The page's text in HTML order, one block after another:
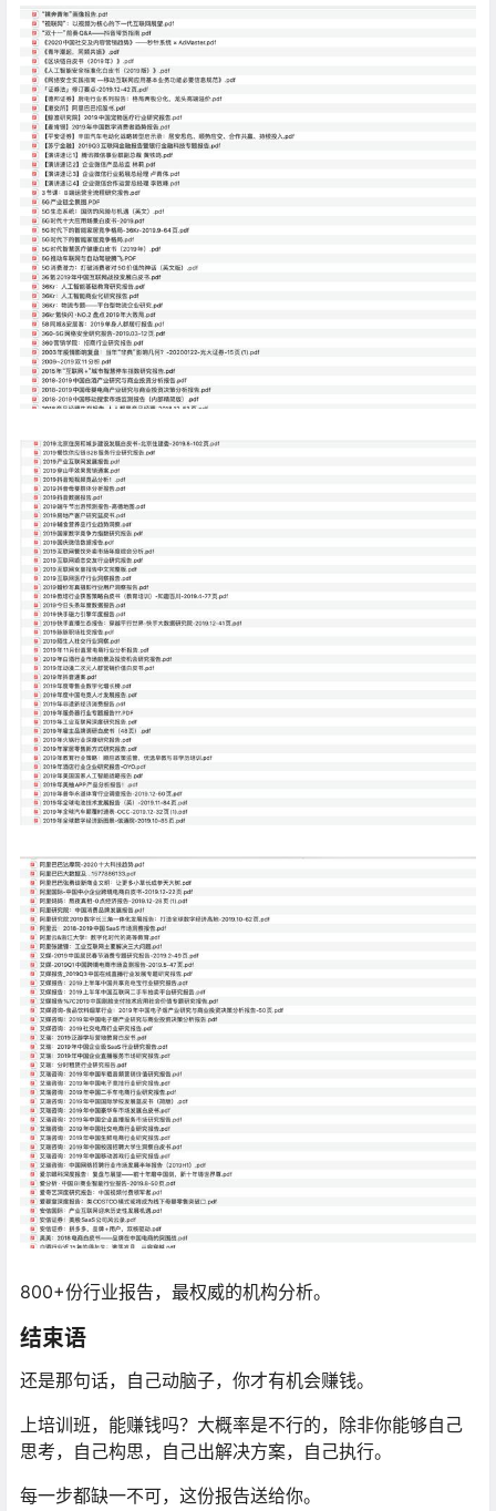
800+份行业报告，最权威的机构分析。
结束语
还是那句话，自己动脑子，你才有机会赚钱。
上培训班，能赚钱吗？大概率是不行的，除非你能够自己
思考，自己构思，自己出解决方案，自己执行。
每一步都缺一不可，这份报告送给你。